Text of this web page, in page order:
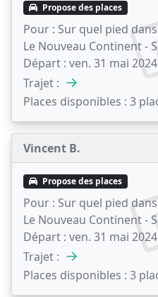
Propose des places
Pour : Sur quel pied
Le Nouveau Continent -
Départ : ven. 31 mai 2024
Trajet : →
Places disponibles : 3
Vincent B.
Propose des places
Pour : Sur quel pied
Le Nouveau Continent -
Départ : ven. 31 mai 2024
Trajet : →
Places disponibles : 3